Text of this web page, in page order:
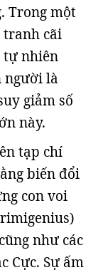
Trong một
tranh cãi
tự nhiên
người là
giảm số
này.
tạp chí
biến đổi
con voi
như các
Cực. Sự ấm